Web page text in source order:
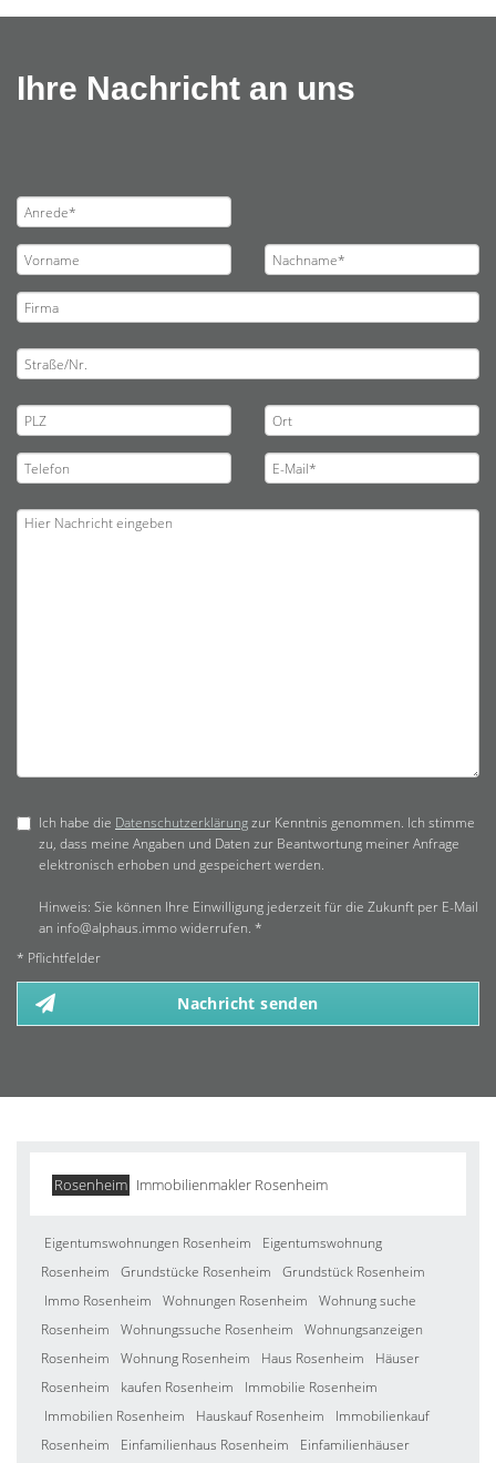
Ihre Nachricht an uns
Ich habe die Datenschutzerklärungzur Kenntnis genommen. Ich stimme
zu, dass meine Angaben und Daten zur Beantwortung meiner Anfrage
elektronisch erhoben und gespeichert werden.
Hinweis: Sie können Ihre Einwilligung jederzeit für die Zukunft per E-Mail
an info@alphaus.immo widerrufen. *
* Pflichtfelder
Nachricht senden
Rosenheim Immobilienmakler Rosenheim
Eigentumswohnungen Rosenheim
Eigentumswohnung
Rosenheim
Grundstücke Rosenheim
Grundstück Rosenheim
Immo Rosenheim
Wohnungen Rosenheim
Wohnung suche
Rosenheim
Wohnungssuche Rosenheim
Wohnungsanzeigen
Rosenheim
Wohnung Rosenheim Haus Rosenheim
Häuser
Rosenheim
kaufen Rosenheim
Immobilie Rosenheim
Immobilien Rosenheim
Hauskauf Rosenheim
Immobilienkauf
Rosenheim
Einfamilienhaus Rosenheim
Einfamilienhäuser